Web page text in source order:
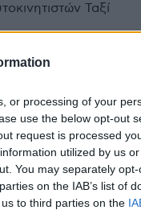
or processing of your
use the below opt-out
request is processed
utilized by us
You may separately
on the IAB’s list of
to third parties on the
Ταξί
«Αν
με κάθε
τον σκοπό αυτό